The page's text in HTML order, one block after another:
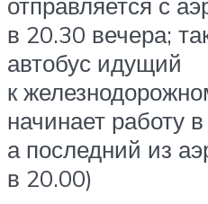
в 20.30 вечера;
автобус идущий
к
начинает работу
а последний из
в 20.00)